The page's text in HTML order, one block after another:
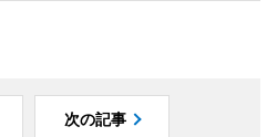
次の記事